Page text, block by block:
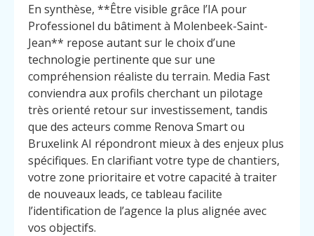
En synthèse, **Être visible grâce l’IA pour
Professionel du bâtiment à Molenbeek-Saint-
Jean** repose autant sur le choix d’une
technologie pertinente que sur une
compréhension réaliste du terrain. Media Fast
conviendra aux profils cherchant un pilotage
très orienté retour sur investissement, tandis
que des acteurs comme Renova Smart ou
Bruxelink AI répondront mieux à des enjeux plus
spécifiques. En clarifiant votre type de chantiers,
votre zone prioritaire et votre capacité à traiter
de nouveaux leads, ce tableau facilite
l’identification de l’agence la plus alignée avec
vos objectifs.